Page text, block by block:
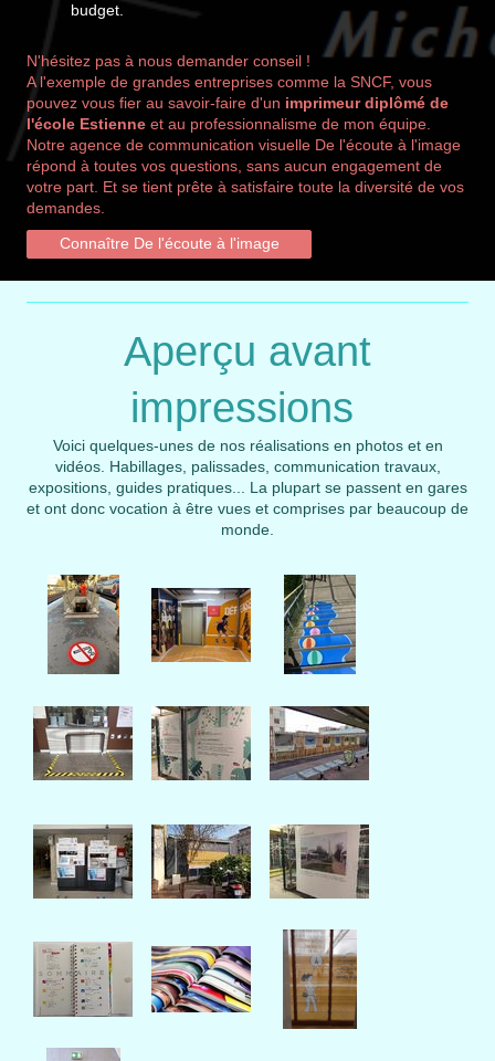
budget.
N'hésitez pas à nous demander conseil !
A l'exemple de grandes entreprises comme la SNCF, vous
pouvez vous fier au savoir-faire d'un imprimeur diplômé de
l'école Estienne et au professionnalisme de mon équipe.
Notre agence de communication visuelle De l'écoute à l'image
répond à toutes vos questions, sans aucun engagement de
votre part. Et se tient prête à satisfaire toute la diversité de vos
demandes.
Connaître De l'écoute à l'image
Aperçu avant
impressions
Voici quelques-unes de nos réalisations en photos et en
vidéos. Habillages, palissades, communication travaux,
expositions, guides pratiques... La plupart se passent en gares
et ont donc vocation à être vues et comprises par beaucoup de
monde.